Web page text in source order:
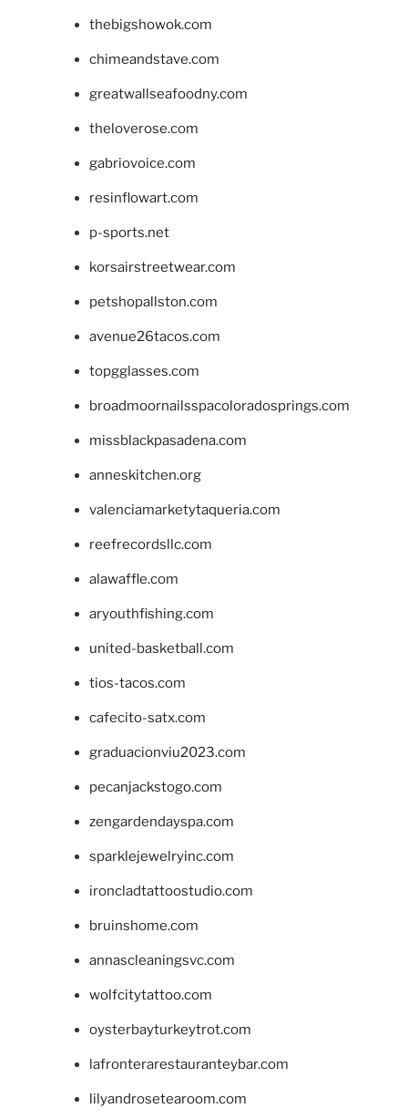
thebigshowok.com
chimeandstave.com
greatwallseafoodny.com
theloverose.com
gabriovoice.com
resinflowart.com
p-sports.net
korsairstreetwear.com
petshopallston.com
avenue26tacos.com
topgglasses.com
broadmoornailsspacoloradosprings.com
missblackpasadena.com
anneskitchen.org
valenciamarketytaqueria.com
reefrecordsllc.com
alawaffle.com
aryouthfishing.com
united-basketball.com
tios-tacos.com
cafecito-satx.com
graduacionviu2023.com
pecanjackstogo.com
zengardendayspa.com
sparklejewelryinc.com
ironcladtattoostudio.com
bruinshome.com
annascleaningsvc.com
wolfcitytattoo.com
oysterbayturkeytrot.com
lafronterarestauranteybar.com
lilyandrosetearoom.com